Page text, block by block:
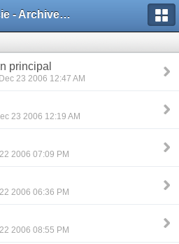
Poésie - Archives de Toute La Poésie - 2005 - 2006
principal
23 2006 12:47 AM
23 2006 12:19 AM
2006 07:09 PM
2006 06:36 PM
2006 08:55 PM